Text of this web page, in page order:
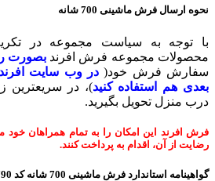
نحوه ارسال فرش ماشینی 700 شانه
با توجه به سیاست مجموعه در
محصولات مجموعه فرش افرندبصورت
سفارش فرش خود(در وب سایت افرند
بعدی هم استفاده کنید)، در سریعترین
درب منزل تحویل بگیرید.
فرش افرند این امکان را به تمام همراهان
رضایت از آن، اقدام به پرداخت کنند.
گواهینامه استاندارد فرش ماشینی 700 شانه کد 7790